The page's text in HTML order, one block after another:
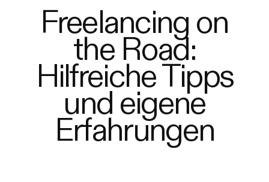
Freelancing on
the Road:
Hilfreiche Tipps
und eigene
Erfahrungen